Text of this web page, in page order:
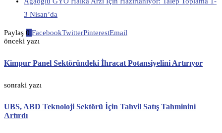
3 Nisan’da
Paylaş 0 FacebookTwitterPinterestEmail
önceki yazı
Kimpur Panel Sektöründeki İhracat Potansiyelini Artırıyor
sonraki yazı
UBS, ABD Teknoloji Sektörü İçin Tahvil Satış Tahminini
Artırdı